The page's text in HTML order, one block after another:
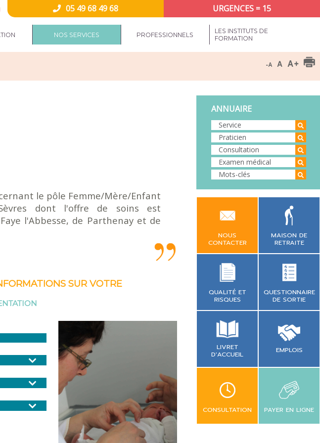
NOS SERVICES PROFESSIONNELS
LES INSTITUTS DE
FORMATION
URGENCES = 15
05 49 68 49 68
le pôle Femme/Mère/Enfant
dont l'offre de soins est
l'Abbesse, de Parthenay et de
SUR VOTRE
ANNUAIRE
NOUS
CONTACTER
MAISON DE
RETRAITE
QUALITÉ ET
RISQUES
QUESTIONNAIRE
DE SORTIE
LIVRET
D'ACCUEIL EMPLOIS
CONSULTATION PAYER EN LIGNE